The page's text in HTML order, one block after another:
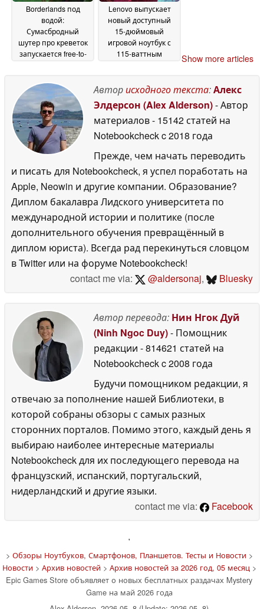
Borderlands под
водой:
Сумасбродный
шутер про креветок
запускается free-to-
отзывов 07 May 2026
Lenovo выпускает
новый доступный
15-дюймовый
игровой ноутбук с
115-ваттным
2026
Show more articles
Авторисходного текста:Алекс
Элдерсон (Alex Alderson)- Автор
материалов- 15142 статей на
Notebookcheckc 2018 года
Прежде, чем начать переводить
и писать для Notebookcheck, я успел поработать на
Apple, Neowin и другие компании. Образование?
Диплом бакалавра Лидского университета по
международной истории и политике (после
дополнительного обучения превращённый в
диплом юриста). Всегда рад перекинуться словцом
в Twitter или на форуме Notebookcheck!
contact me via:
@aldersonaj, Bluesky
Автор перевода: Нин Нгок Дуй
(Ninh Ngoc Duy)- Помощник
редакции - 814621 статей на
Notebookcheckc 2008 года
Будучи помощником редакции, я
отвечаю за пополнение нашей Библиотеки, в
которой собраны обзоры с самых разных
сторонних порталов. Помимо этого, каждый день я
выбираю наиболее интересные материалы
Notebookcheck для их последующего перевода на
французский, испанский, португальский,
нидерландский и другие языки.
contact me via:
Facebook
'
> Обзоры Ноутбуков, Смартфонов, Планшетов. Тесты и Новости>
Новости> Архив новостей> Архив новостей за 2026 год, 05 месяц>
Epic Games Store объявляет о новых бесплатных раздачах Mystery
Game на май 2026 года